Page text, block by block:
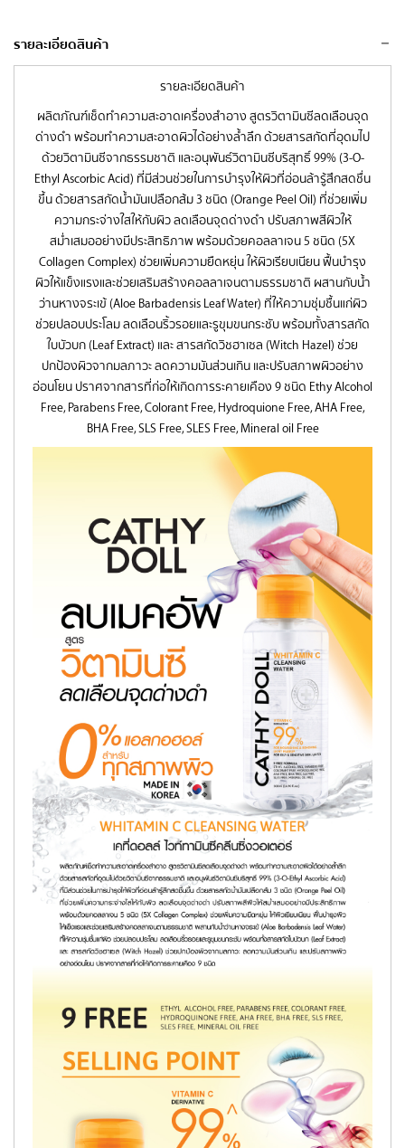
รายละเอียดสินค้า
รายละเอียดสินค้า
ผลิตภัณฑ์เช็ดทำความสะอาดเครื่องสำอาง สูตรวิตามินซีลดเลือนจุด
ด่างดำ พร้อมทำความสะอาดผิวได้อย่างล้ำลึก ด้วยสารสกัดที่อุดมไป
ด้วยวิตามินซีจากธรรมชาติ และอนุพันธ์วิตามินซีบริสุทธิ์ 99% (3-O-
Ethyl Ascorbic Acid) ที่มีส่วนช่วยในการบำรุงให้ผิวที่อ่อนล้ารู้สึกสดชื่น
ขึ้น ด้วยสารสกัดน้ำมันเปลือกส้ม 3 ชนิด (Orange Peel Oil) ที่ช่วยเพิ่ม
ความกระจ่างใสให้กับผิว ลดเลือนจุดด่างดำ ปรับสภาพสีผิวให้
สม่ำเสมออย่างมีประสิทธิภาพ พร้อมด้วยคอลลาเจน 5 ชนิด (5X
Collagen Complex) ช่วยเพิ่มความยืดหยุ่น ให้ผิวเรียบเนียน ฟื้นบำรุง
ผิวให้แข็งแรงและช่วยเสริมสร้างคอลลาเจนตามธรรมชาติ ผสานกับน้ำ
ว่านหางจระเข้ (Aloe Barbadensis Leaf Water) ที่ให้ความชุ่มชื้นแก่ผิว
ช่วยปลอบประโลม ลดเลือนริ้วรอยและรูขุมขนกระชับ พร้อมทั้งสารสกัด
ใบบัวบก (Leaf Extract) และ สารสกัดวิชฮาเซล (Witch Hazel) ช่วย
ปกป้องผิวจากมลภาวะ ลดความมันส่วนเกิน และปรับสภาพผิวอย่าง
อ่อนโยน ปราศจากสารที่ก่อให้เกิดการระคายเคือง 9 ชนิด Ethy Alcohol
Free, Parabens Free, Colorant Free, Hydroquione Free, AHA Free,
BHA Free, SLS Free, SLES Free, Mineral oil Free